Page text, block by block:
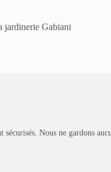
jardinerie Gabiani
sécurisés. Nous ne gardons